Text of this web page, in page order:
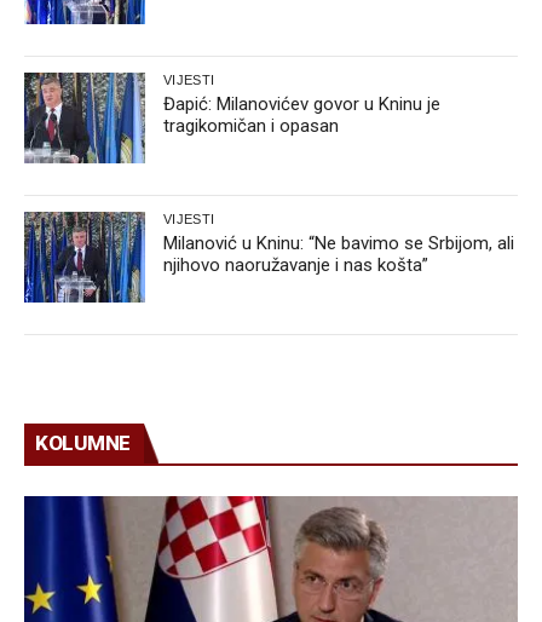
VIJESTI
Đapić: Milanovićev govor u Kninu je
tragikomičan i opasan
VIJESTI
Milanović u Kninu: “Ne bavimo se Srbijom, ali
njihovo naoružavanje i nas košta”
KOLUMNE